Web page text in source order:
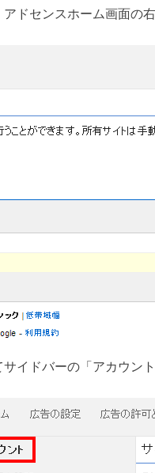
アドセンスホーム画面の
サイドバーの「アカウン